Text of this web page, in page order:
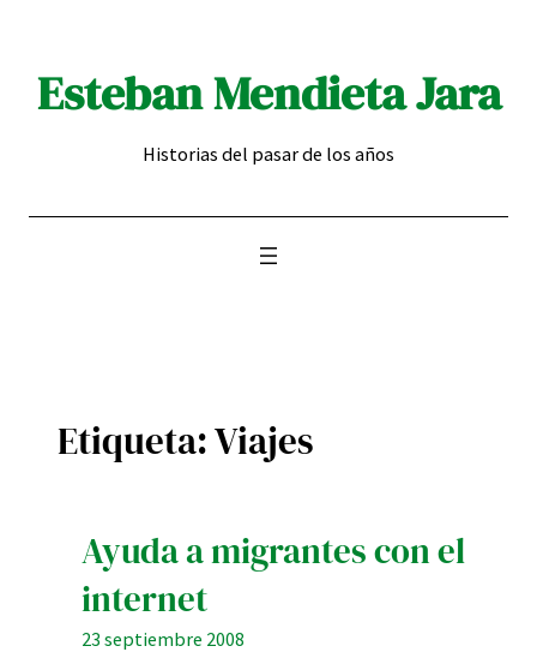
contenidoEsteban Mendieta Jara
Historias del pasar de los años
Etiqueta:Viajes
Ayuda a migrantes con el
internet
23 septiembre 2008